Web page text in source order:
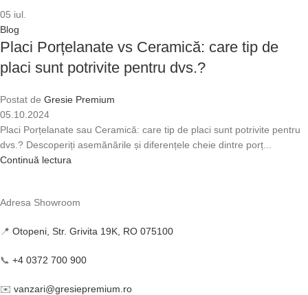
05 iul.
Blog
Placi Porțelanate vs Ceramică: care tip de
placi sunt potrivite pentru dvs.?
Postat de Gresie Premium
05.10.2024
Placi Porțelanate sau Ceramică: care tip de placi sunt potrivite pentru
dvs.? Descoperiți asemănările și diferențele cheie dintre porț...
Continuă lectura
Adresa Showroom
📍 Otopeni, Str. Grivita 19K, RO 075100
📞 +4 0372 700 900
✉️ vanzari@gresiepremium.ro